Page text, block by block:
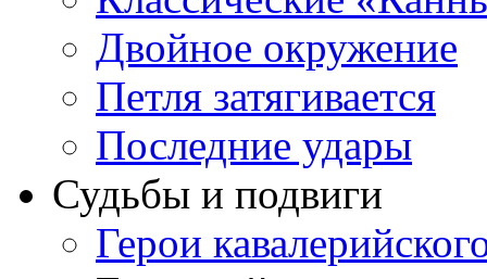
Двойное окружение
Петля затягивается
Последние удары
Судьбы и подвиги
Герои